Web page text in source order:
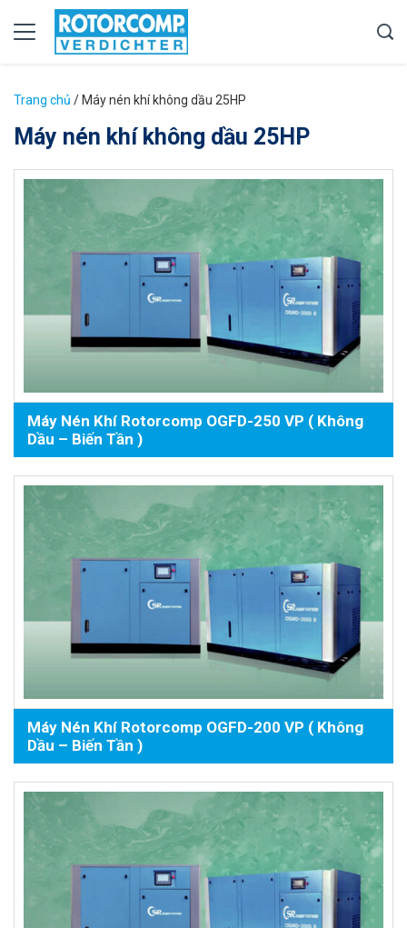
Trang chủ / Máy nén khí không dầu 25HP
Máy nén khí không dầu 25HP
Máy Nén Khí Rotorcomp OGFD-250 VP ( Không
Dầu – Biến Tần )
Máy Nén Khí Rotorcomp OGFD-200 VP ( Không
Dầu – Biến Tần )